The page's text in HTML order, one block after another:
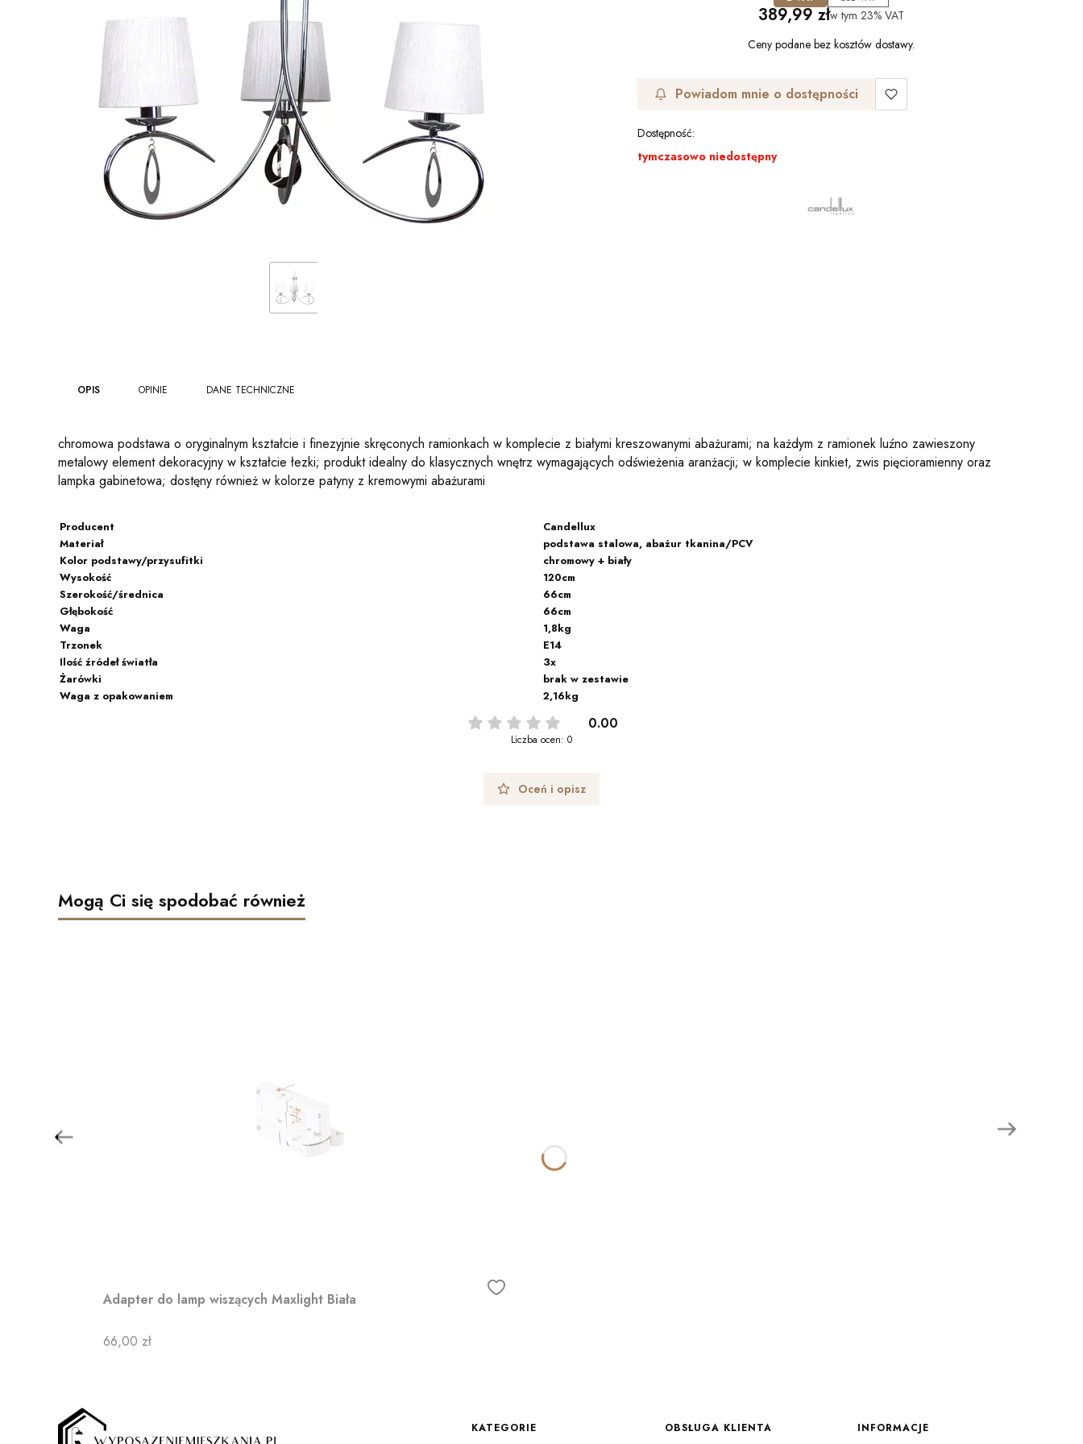
Cena
389,99 złw tym 23% VAT
Ceny podane bez kosztów dostawy.
Powiadom mnie o dostępności
Dostępność:
tymczasowo niedostępny
OPIS OPINIE DANE TECHNICZNE
chromowa podstawa o oryginalnym kształcie i finezyjnie skręconych ramionkach w komplecie z białymi kreszowanymi abażurami; na każdym z ramionek luźno zawieszony
metalowy element dekoracyjny w kształcie łezki; produkt idealny do klasycznych wnętrz wymagających odświeżenia aranżacji; w komplecie kinkiet, zwis pięcioramienny oraz
lampka gabinetowa; dostęny również w kolorze patyny z kremowymi abażurami
Producent
Candellux
Materiał
podstawa stalowa, abażur tkanina/PCV
Kolor podstawy/przysufitki
chromowy + biały
Wysokość
120cm
Szerokość/średnica
66cm
Głębokość
66cm
Waga
1,8kg
Trzonek
E14
Ilość źródeł światła
3x
Żarówki
brak w zestawie
Waga z opakowaniem
2,16kg
0.00
Liczba ocen: 0
Oceń i opisz
Mogą Ci się spodobać również
Adapter do lamp wiszących Maxlight Biała
Cena
66,00 zł
Linki w stopce
KATEGORIE OBSŁUGA KLIENTA INFORMACJE